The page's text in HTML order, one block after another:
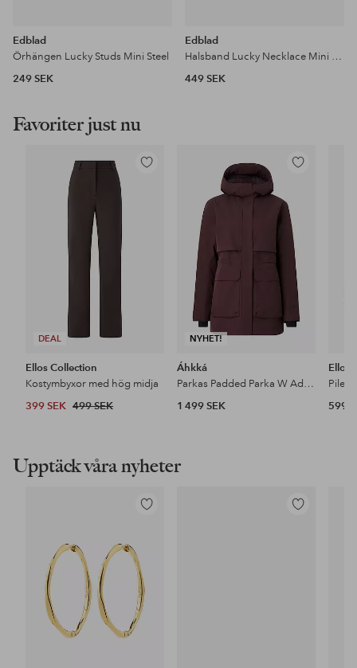
Edblad
Örhängen Lucky Studs Mini Steel
249 SEK
Edblad
Halsband Lucky Necklace Mini Steel
449 SEK
Favoriter just nu
DEAL
Lägg
Ellos Collection
Kostymbyxor med hög midja
399 SEK 499 SEK
NYHET!
Lägg
favoriter
Áhkká
Parkas Padded Parka W Adjustable Waist
1 499 SEK
Ellos
599
Upptäck våra nyheter
Lägg
favoriter
Lägg